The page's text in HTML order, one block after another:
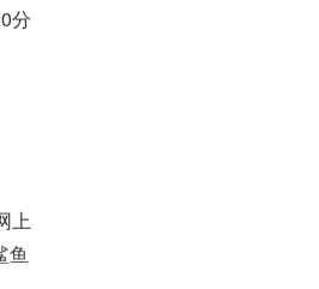
分
上
鱼